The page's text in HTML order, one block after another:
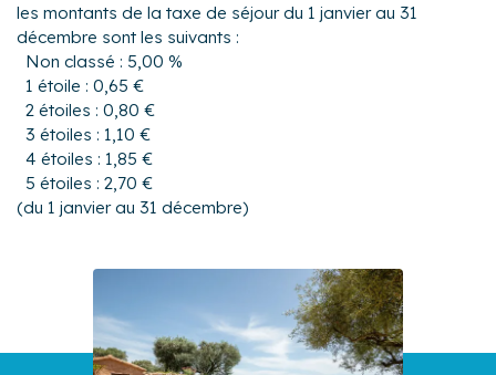
les montants de la taxe de séjour du 1 janvier au 31
décembre sont les suivants :
Non classé : 5,00 %
1 étoile : 0,65 €
2 étoiles : 0,80 €
3 étoiles : 1,10 €
4 étoiles : 1,85 €
5 étoiles : 2,70 €
(du 1 janvier au 31 décembre)